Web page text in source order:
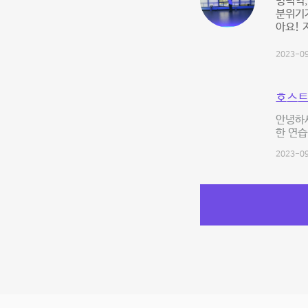
분위기
아요!
2023-
호스
안녕하
한 연
2023-